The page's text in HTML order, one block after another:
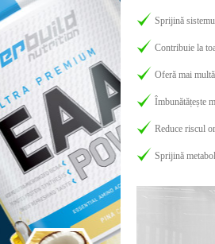
Sprijină
Contribuie la
Oferă mai
Îmbunătățește
Reduce riscul
Sprijină